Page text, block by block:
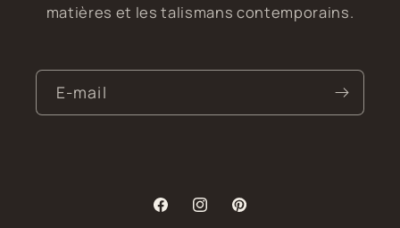
matières et les talismans contemporains.
E-mail
FacebookInstagramPinterest